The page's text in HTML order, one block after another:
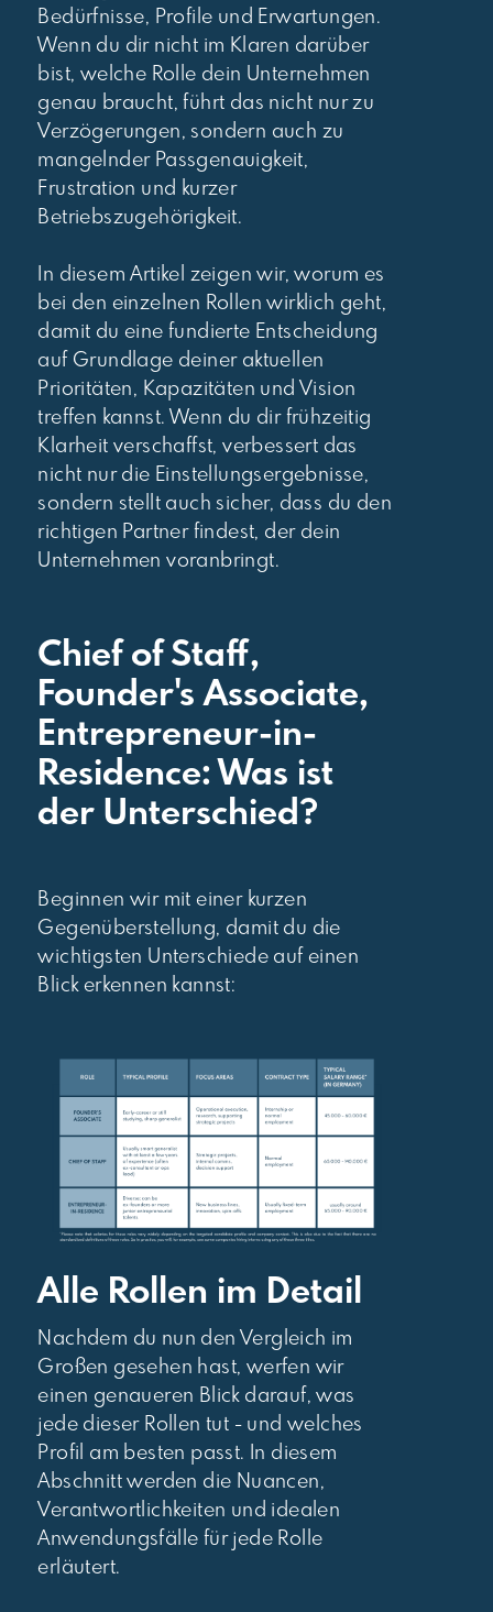
Bedürfnisse, Profile und Erwartungen.
Wenn du dir nicht im Klaren darüber
bist, welche Rolle dein Unternehmen
genau braucht, führt das nicht nur zu
Verzögerungen, sondern auch zu
mangelnder Passgenauigkeit,
Frustration und kurzer
Betriebszugehörigkeit.
In diesem Artikel zeigen wir, worum es
bei den einzelnen Rollen wirklich geht,
damit du eine fundierte Entscheidung
auf Grundlage deiner aktuellen
Prioritäten, Kapazitäten und Vision
treffen kannst. Wenn du dir frühzeitig
Klarheit verschaffst, verbessert das
nicht nur die Einstellungsergebnisse,
sondern stellt auch sicher, dass du den
richtigen Partner findest, der dein
Unternehmen voranbringt.
Chief of Staff,
Founder's Associate,
Entrepreneur-in-
Residence: Was ist
der Unterschied?
Beginnen wir mit einer kurzen
Gegenüberstellung, damit du die
wichtigsten Unterschiede auf einen
Blick erkennen kannst:
Alle Rollen im Detail
Nachdem du nun den Vergleich im
Großen gesehen hast, werfen wir
einen genaueren Blick darauf, was
jede dieser Rollen tut - und welches
Profil am besten passt. In diesem
Abschnitt werden die Nuancen,
Verantwortlichkeiten und idealen
Anwendungsfälle für jede Rolle
erläutert.